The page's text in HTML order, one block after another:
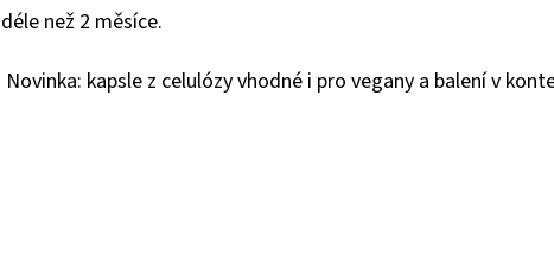
déle než 2 měsíce.
Novinka: kapsle z celulózy vhodné i pro vegany a balení v